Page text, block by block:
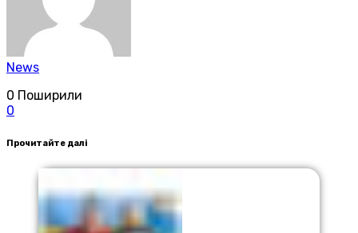
News
0 Поширили
0
Прочитайте далі